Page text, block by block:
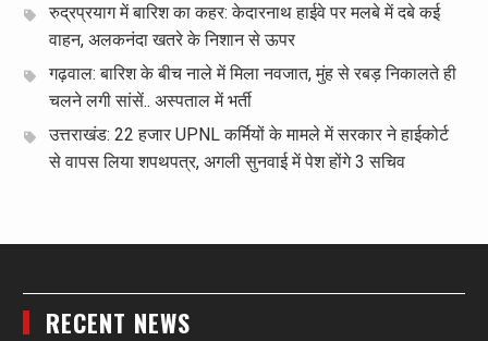
रुद्रप्रयाग में बारिश का कहर: केदारनाथ हाईवे पर मलबे में दबे कई
वाहन, अलकनंदा खतरे के निशान से ऊपर
गढ़वाल: बारिश के बीच नाले में मिला नवजात, मुंह से रबड़ निकालते ही
चलने लगी सांसें.. अस्पताल में भर्ती
उत्तराखंड: 22 हजार UPNL कर्मियों के मामले में सरकार ने हाईकोर्ट
से वापस लिया शपथपत्र, अगली सुनवाई में पेश होंगे 3 सचिव
RECENT NEWS